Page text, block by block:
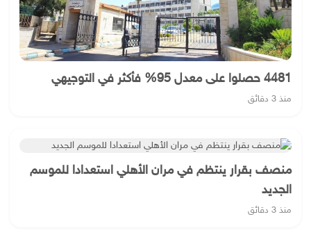
4481 حصلوا على معدل 95% فأكثر في التوجيهي
منذ 3 دقائق
منصف بقرار ينتظم في مران الأهلي استعدادا للموسم
الجديد
منذ 3 دقائق